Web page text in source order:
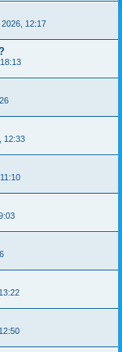
12:17
12:33